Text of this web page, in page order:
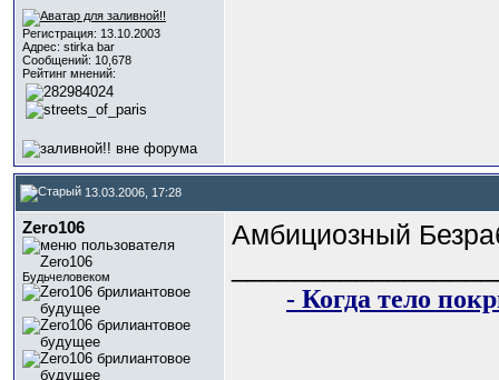
Регистрация: 13.10.2003
Адрес: stirka bar
Сообщений: 10,678
Рейтинг мнений:
13.03.2006, 17:28
Zero106
Будьчеловеком
Амбициозный
- Когда тело